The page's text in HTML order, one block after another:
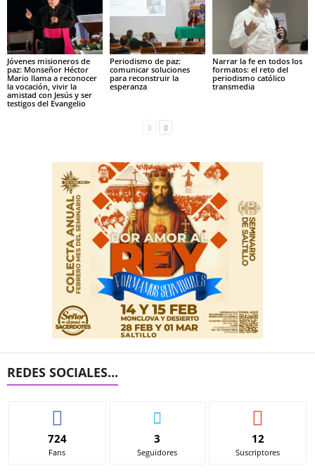
Jóvenes misioneros de
paz: Monseñor Héctor
Mario llama a reconocer
la vocación, vivir la
amistad con Jesús y ser
testigos del Evangelio
Periodismo de paz:
comunicar soluciones
para reconstruir la
esperanza
Narrar la fe en todos los
formatos: el reto del
periodismo católico
transmedia
REDES SOCIALES...
724
Fans
3
Seguidores
12
Suscriptores